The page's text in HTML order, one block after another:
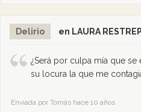
Delirio en LAURA
¿Será por culpa mía que se
su locura la que me
Enviada por Tomás hace 10 años